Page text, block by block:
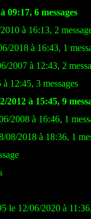
09:17, 6 messages
à 16:13, 2
2018 à 16:43, 1
2007 à 12:43, 2
12:45, 3 messages
à 15:45, 9
2008 à 16:46, 1
08/2018 à 18:36, 1
le 12/06/2020 à